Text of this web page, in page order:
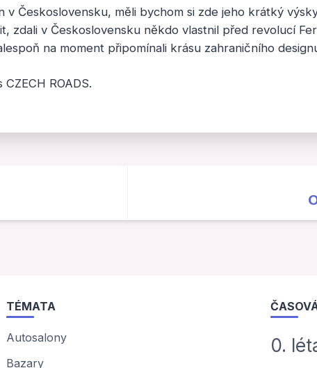
v Československu, měli bychom si zde jeho krátký
zdali v Československu někdo vlastnil před revolucí
na moment připomínali krásu zahraničního
ROADS.
TÉMATA
Autosalony
Bazary
0.